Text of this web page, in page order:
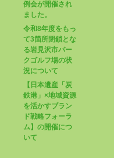
例会が開催され
ました。
令和8年度をもっ
て3箇所閉鎖とな
る岩見沢市パー
クゴルフ場の状
況について
【日本遺産「炭
鉄港」×地域資源
を活かすブラン
ド戦略フォーラ
ム】の開催につ
いて